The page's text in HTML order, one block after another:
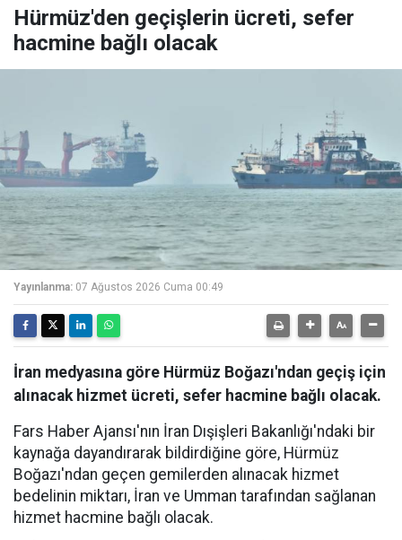
Hürmüz'den geçişlerin ücreti, sefer
hacmine bağlı olacak
Yayınlanma: 07 Ağustos 2026 Cuma 00:49
İran medyasına göre Hürmüz Boğazı'ndan geçiş için
alınacak hizmet ücreti, sefer hacmine bağlı olacak.
Fars Haber Ajansı'nın İran Dışişleri Bakanlığı'ndaki bir
kaynağa dayandırarak bildirdiğine göre, Hürmüz
Boğazı'ndan geçen gemilerden alınacak hizmet
bedelinin miktarı, İran ve Umman tarafından sağlanan
hizmet hacmine bağlı olacak.